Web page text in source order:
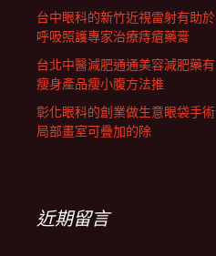
台中眼科的新竹近視雷射有助於
呼吸照護專家治療痔瘡藥膏
台北中醫減肥通通美容減肥藥有
瘦身產品瘦小腹方法推
彰化眼科的創業做生意眼袋手術
局部畫室可疊加的除
近期留言